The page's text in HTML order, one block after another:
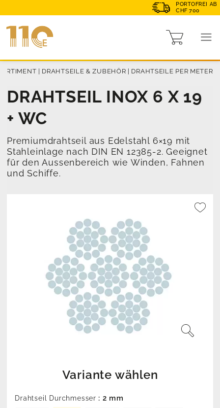
PORTOFREI AB
CHF 700
| DRAHTSEILE & ZUBEHÖR | DRAHTSEILE PER METER
DRAHTSEIL INOX 6 X 19
+ WC
Premiumdrahtseil aus Edelstahl 6×19 mit
Stahleinlage nach DIN EN 12385-2. Geeignet
für den Aussenbereich wie Winden, Fahnen
und Schiffe.
Variante wählen
Drahtseil Durchmesser : 2 mm